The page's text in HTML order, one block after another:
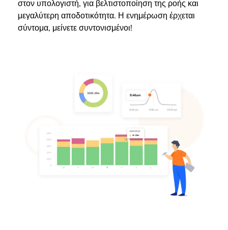
στον υπολογιστή, για βελτιστοποίηση της ροής και
μεγαλύτερη αποδοτικότητα. Η ενημέρωση έρχεται
σύντομα, μείνετε συντονισμένοι!